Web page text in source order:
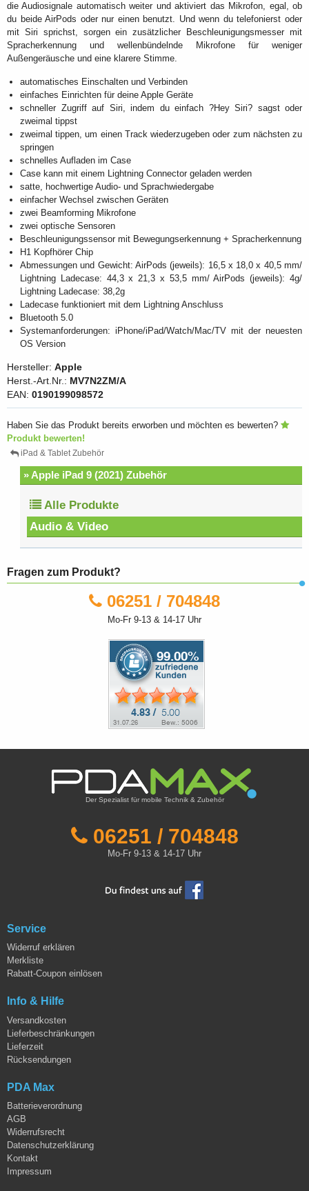
die Audiosignale automatisch weiter und aktiviert das Mikrofon, egal, ob
du beide AirPods oder nur einen benutzt. Und wenn du telefonierst oder
mit Siri sprichst, sorgen ein zusätzlicher Beschleunigungsmesser mit
Spracherkennung und wellenbündelnde Mikrofone für weniger
Außengeräusche und eine klarere Stimme.
automatisches Einschalten und Verbinden
einfaches Einrichten für deine Apple Geräte
schneller Zugriff auf Siri, indem du einfach ?Hey Siri? sagst oder
zweimal tippst
zweimal tippen, um einen Track wiederzugeben oder zum nächsten zu
springen
schnelles Aufladen im Case
Case kann mit einem Lightning Connector geladen werden
satte, hochwertige Audio- und Sprachwiedergabe
einfacher Wechsel zwischen Geräten
zwei Beamforming Mikrofone
zwei optische Sensoren
Beschleunigungssensor mit Bewegungserkennung + Spracherkennung
H1 Kopfhörer Chip
Abmessungen und Gewicht: AirPods (jeweils): 16,5 x 18,0 x 40,5 mm/
Lightning Ladecase: 44,3 x 21,3 x 53,5 mm/ AirPods (jeweils): 4g/
Lightning Ladecase: 38,2g
Ladecase funktioniert mit dem Lightning Anschluss
Bluetooth 5.0
Systemanforderungen: iPhone/iPad/Watch/Mac/TV mit der neuesten
OS Version
Hersteller: Apple
Herst.-Art.Nr.: MV7N2ZM/A
EAN: 0190199098572
Haben Sie das Produkt bereits erworben und möchten es bewerten?
Produkt bewerten!
iPad & Tablet Zubehör
» Apple iPad 9 (2021) Zubehör
Alle Produkte
Audio & Video
Fragen zum Produkt?
06251 / 704848
Mo-Fr 9-13 & 14-17 Uhr
Der Spezialist für mobile Technik & Zubehör
06251 / 704848
Mo-Fr 9-13 & 14-17 Uhr
Service
Widerruf erklären
Merkliste
Rabatt-Coupon einlösen
Info & Hilfe
Versandkosten
Lieferbeschränkungen
Lieferzeit
Rücksendungen
PDA Max
Batterieverordnung
AGB
Widerrufsrecht
Datenschutzerklärung
Kontakt
Impressum